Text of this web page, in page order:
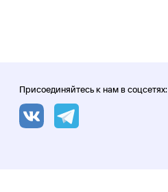
Присоединяйтесь к нам в соцсетях: